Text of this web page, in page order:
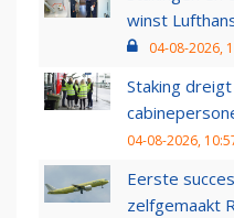
winst
04-08-2026,
Staking
04-08-2026,
Eerste
zelfgemaakt